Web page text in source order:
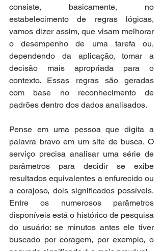
consiste, basicamente, no
estabelecimento de regras lógicas,
vamos dizer assim, que visam melhorar
o desempenho de uma tarefa ou,
dependendo da aplicação, tomar a
decisão mais apropriada para o
contexto. Essas regras são geradas
com base no reconhecimento de
padrões dentro dos dados analisados.
Pense em uma pessoa que digita a
palavra bravo em um site de busca. O
serviço precisa analisar uma série de
parâmetros para decidir se exibe
resultados equivalentes a enfurecido ou
a corajoso, dois significados possíveis.
Entre os numerosos parâmetros
disponíveis está o histórico de pesquisa
do usuário: se minutos antes ele tiver
buscado por coragem, por exemplo, o